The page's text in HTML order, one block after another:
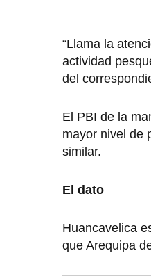
“Llama la
actividad
del
El PBI de la
mayor nivel de
similar.
El dato
Huancavelica
que Arequipa